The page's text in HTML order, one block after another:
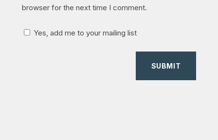
browser for the next time I comment.
Yes, add me to your mailing list
SUBMIT